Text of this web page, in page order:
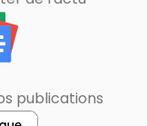
publications